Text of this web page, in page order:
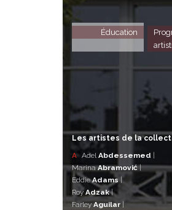
Éducation
Les artistes de la
A Adel Abdessemed |
MarinaAbramović|
EddieAdams |
RoyAdzak|
FarleyAguilar |